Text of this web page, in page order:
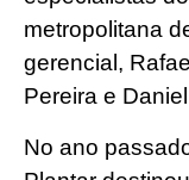
metropolitana
gerencial,
Pereira e
No ano